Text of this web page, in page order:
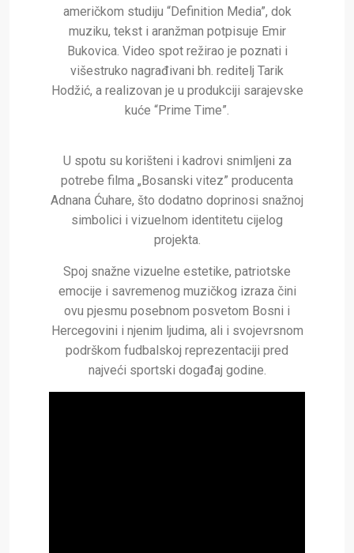
američkom studiju “Definition Media”, dok
muziku, tekst i aranžman potpisuje Emir
Bukovica. Video spot režirao je poznati i
višestruko nagrađivani bh. reditelj Tarik
Hodžić, a realizovan je u produkciji sarajevske
kuće “Prime Time”.
U spotu su korišteni i kadrovi snimljeni za
potrebe filma „Bosanski vitez” producenta
Adnana Ćuhare, što dodatno doprinosi snažnoj
simbolici i vizuelnom identitetu cijelog
projekta.
Spoj snažne vizuelne estetike, patriotske
emocije i savremenog muzičkog izraza čini
ovu pjesmu posebnom posvetom Bosni i
Hercegovini i njenim ljudima, ali i svojevrsnom
podrškom fudbalskoj reprezentaciji pred
najveći sportski događaj godine.